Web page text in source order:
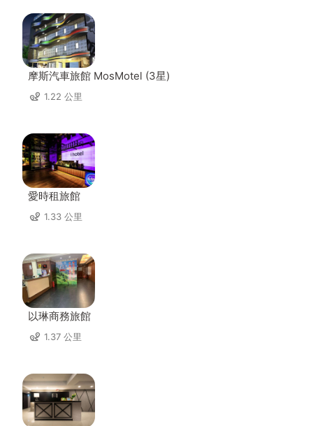
摩斯汽車旅館 MosMotel (3星)
1.22 公里
愛時租旅館
1.33 公里
以琳商務旅館
1.37 公里